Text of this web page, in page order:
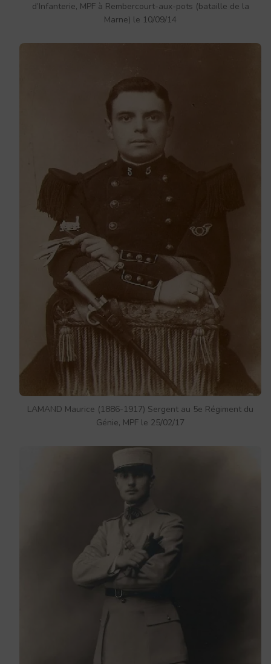
d’Infanterie, MPF à Rembercourt-aux-pots (bataille de la
Marne) le 10/09/14
LAMAND Maurice (1886-1917) Sergent au 5e Régiment du
Génie, MPF le 25/02/17